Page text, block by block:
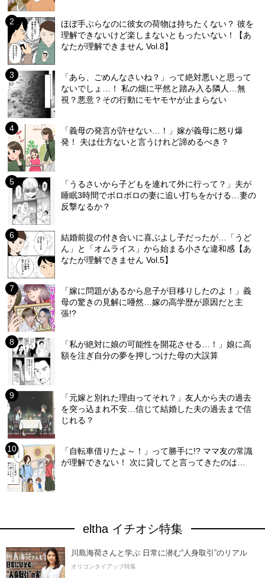
ほぼ手ぶらなのに彼女の荷物は持ちたくない？ 彼を
理解できないけど楽しまないともったいない！【あ
なたが理解できません Vol.8】
「あら、ごめんなさいね？」って絶対悪いと思って
ないでしょ…！ 私の畑に平然と踏み入る隣人…無
視？悪意？その行動にモヤモヤが止まらない
「義母の発言が許せない…！」嫁が義母に怒り爆
発！ 夫は仕方ないと言うけれど諦めるべき？
「うるさいから子どもを連れて外に行って？」夫が
睡眠3時間でボロボロの妻に追い打ちをかける…妻の
反撃なるか？
結婚前提の付き合いに喜ぶよし子だったが…「うど
ん」と「オムライス」から始まる小さな違和感【あ
なたが理解できません Vol.5】
「嫁に問題があるから息子が目移りしたのよ！」義
母の驚きの見解に唖然…嫁の高学歴が原因だと主
張!?
「私が絶対に娘の可能性を開花させる…！」娘に高
額を注ぎ自分の夢を押しつけた母の大誤算
「元嫁と別れた理由ってそれ？」友人から夫の過去
を突っ込まれ不安…信じて結婚した夫の過去まで信
じれる？
「自転車借りたよ～！」って勝手に!? ママ友の常識
が理解できない！ 次に貸してと言ってきたのは…
eltha イチオシ特集
川島海荷さんと学ぶ 日常に潜む“人身取引”のリアル
オリコンタイアップ特集